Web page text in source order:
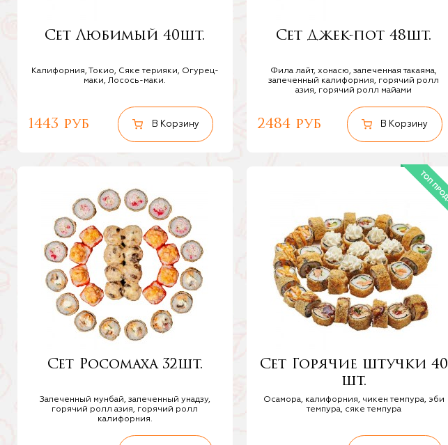
Сет Любимый 40шт.
Калифорния, Токио, Сяке терияки, Огурец-
маки, Лосось-маки.
1443 руб
Сет Джек-пот 48шт.
Фила лайт, хонасю, запеченная такаяма,
запеченный калифорния, горячий ролл
азия, горячий ролл майами
2484 руб
Сет Росомаха 32шт.
Запеченный мунбай, запеченный унадзу,
горячий ролл азия, горячий ролл
калифорния.
Сет Горячие штучки 40
шт.
Осамора, калифорния, чикен темпура, эби
темпура, сяке темпура